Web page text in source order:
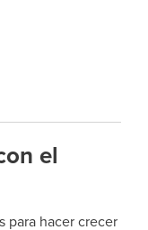
el
para hacer crecer